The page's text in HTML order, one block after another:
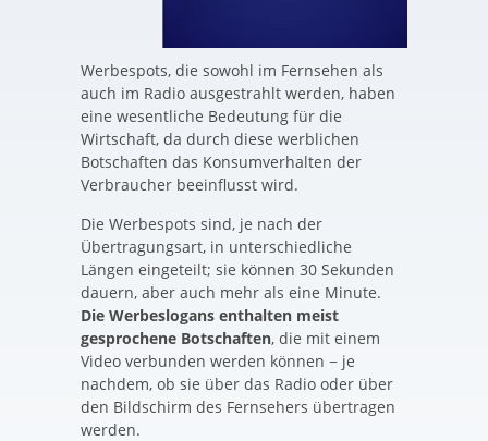
Werbespots, die sowohl im Fernsehen als
auch im Radio ausgestrahlt werden, haben
eine wesentliche Bedeutung für die
Wirtschaft, da durch diese werblichen
Botschaften das Konsumverhalten der
Verbraucher beeinflusst wird.
Die Werbespots sind, je nach der
Übertragungsart, in unterschiedliche
Längen eingeteilt; sie können 30 Sekunden
dauern, aber auch mehr als eine Minute.
Die Werbeslogans enthalten meist
gesprochene Botschaften, die mit einem
Video verbunden werden können − je
nachdem, ob sie über das Radio oder über
den Bildschirm des Fernsehers übertragen
werden.